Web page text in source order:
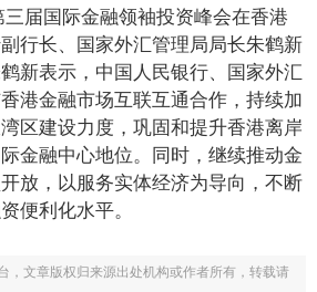
届国际金融领袖投资峰会在香港
行长、国家外汇管理局局长朱鹤新
新表示，中国人民银行、国家外汇
港金融市场互联互通合作，持续加
区建设力度，巩固和提升香港离岸
金融中心地位。同时，继续推动金
放，以服务实体经济为导向，不断
便利化水平。
，文章版权归来源出处机构或作者所有，转载请